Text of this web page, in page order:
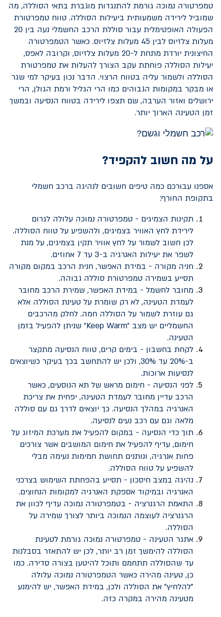
טמפרטורה נמוכה גורמת להתנגדות מוגברת בתאי הסוללה, מה
שמוביל לירידה משמעותית ביעילות הסוללה. טווח טמפרטורת
הפעולה האופטימלית עבור סוללת הרכב החשמלי נעה בין 20
מעלות צלזיוס לבין 45 מעלות צלזיוס. כאשר הטמפרטורה
החיצונית יורדת מתחת ל-20 מעלות צלזיוס, וקרובה לאפס,
יעילות הסוללה פוחתת עקב הצורך להעלות את טמפרטורת
הסוללה ולשמור עליה בטווח הרצוי. הדבר נכון בעיקר למי שגר
או מבקר במקומות הגבוהים כמו הרי הגליל ורמת הגולן, הרי
ירושלים ואזור הערבה, שם תצפו לירידה בטווח הנסיעה ובמשך
זמן הטעינה הארוך יותר.
על מה חשוב להקפיד?
אספנו עבורכם כמה טיפים חשובים לנהיגה ברכב חשמלי
בתקופת החורף:
תקינות הצמיגים - טמפרטורה נמוכה עלולה לגרום
לירידת לחץ האוויר בצמיגים, ולהשפיע על טווח הסוללה.
לכן חשוב לשמור על לחץ אוויר תקין בצמיגים, על מנת
לשפר את יעילות האנרגיה ב-3 עד 7 אחוזים.
חניה מקורה - במידת האפשר, חנית הרכב במקום מקורה
תסייע בשמירה טמפרטורת סוללה גבוהה.
מחובר לחשמל - במידת האפשר, שמירת הרכב מחובר
לעמדת הטעינה, לא רק שומרת על טעינת הסוללה אלא
גם עוזרת לשמור על הסוללה חמה. לחלק מהרכבים
החשמליים יש מצב "Keep Warm" שניתן להפעיל בזמן
הטעינה.
לקחת בחשבון - בימים קרים, טווח הנסיעה מתקצר
ב-20% עד 30%, ולכן יש להתחשב בכך בעיקר כשיוצאים
לנסיעות ארוכות.
לפני הנסיעה - חימום מראש של תא הנוסעים, כאשר
הרכב עדיין מחובר לעמדת הטעינה, יפחית את צריכת
האנרגיה במהלך הנסיעה. כך יוצאים לדרך גם עם סוללה
מלאה וגם עם רכב נעים לנסיעה.
תוך כדי הנסיעה - במקום להפעיל את מערכת המיזוג על
חימום, עדיף להפעיל את חימום המושבים אשר צורכים
פחות אנרגיה, ונותנים תחושת חמימות נעימה מבלי
להשפיע על טווח הסוללה.
נהיגה במצב חיסכון - תסייע בהפחתת השימוש בצרכני
האנרגיה ובמיקוד אספקת האנרגיה למקומות הנחוצים.
התאמת הרגנרציה - בטמפרטורה נמוכה עדיף לכוון את
הרגנרציה לעוצמה הנמוכה ביותר לצורך שמירה על
הסוללה.
אתגר הטעינה - טמפרטורה נמוכה גורמת לטעינת
הסוללה להימשך זמן רב יותר, לכן יש להתאזר בסבלנות
עד שהסוללה תתחמם ותוכל להיטען בצורה סדירה. כמו
כן, טעינה מהירה כאשר הטמפרטורה נמוכה עלולה
"להלחיץ" את הסוללה ולכן, במידת האפשר, יש להימנע
מטעינה מהירה במקרה כזה.